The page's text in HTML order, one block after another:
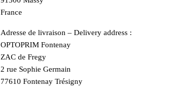
France
Adresse de livraison – Delivery address :
OPTOPRIM Fontenay
ZAC de Fregy
2 rue Sophie Germain
77610 Fontenay Trésigny